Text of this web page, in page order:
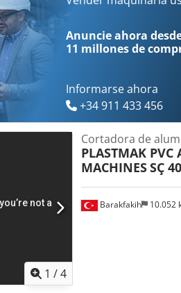
Anuncie ahora
11 millones de
Informarse ahora
+34 911 433 456
1 /4
Barakfakih 10.052
Cortadora de
PLASTMAK
MACHINESSÇ